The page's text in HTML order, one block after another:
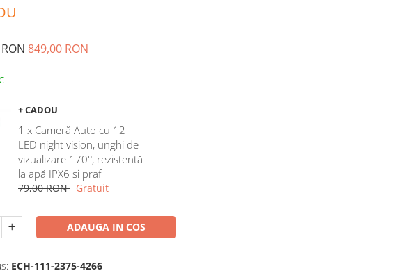
849,00 RON
+ CADOU
1 x Cameră Auto cu 12
LED night vision, unghi de
vizualizare 170°, rezistentă
la apă IPX6 si praf
79,00 RON Gratuit
ADAUGA IN COS
ECH-111-2375-4266